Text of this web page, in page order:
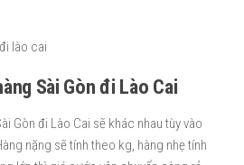
Sài Gòn đi Lào Cai
Gòn đi Lào Cai sẽ khác nhau tùy vào
nặng sẽ tính theo kg, hàng nhẹ tính